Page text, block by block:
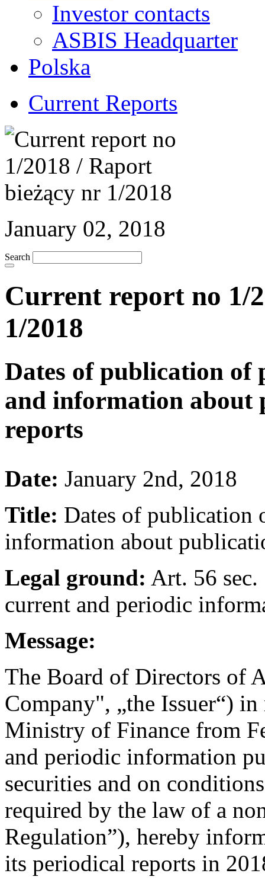
Investor contacts
ASBIS Headquarter
Polska
Current Reports
January 02, 2018
Search
Current report no 1/
1/2018
Dates of publication of
and information about
reports
Date: January 2nd, 2018
Title: Dates of publication
information about
Legal ground: Art. 56
current and periodic
Message:
The Board of Directors of
Company", „the Issuer“)
Ministry of Finance from
and periodic information
securities and on
required by the law of a
Regulation”), hereby
its periodical reports in